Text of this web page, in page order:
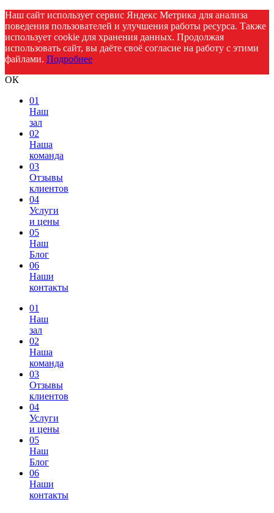
Наш сайт использует сервис Яндекс Метрика для анализа
поведения пользователей и улучшения работы ресурса. Также
использует cookie для хранения данных. Продолжая
использовать сайт, вы даёте своё согласие на работу с этими
файлами. Подробнее
ОК
01
Наш
зал
02
Наша
команда
03
Отзывы
клиентов
04
Услуги
и цены
05
Наш
Блог
06
Наши
контакты
01
Наш
зал
02
Наша
команда
03
Отзывы
клиентов
04
Услуги
и цены
05
Наш
Блог
06
Наши
контакты